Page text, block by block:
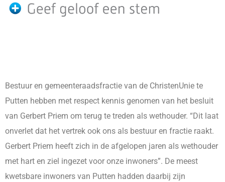
Bestuur en gemeenteraadsfractie van de ChristenUnie te
Putten hebben met respect kennis genomen van het besluit
van Gerbert Priem om terug te treden als wethouder. “Dit laat
onverlet dat het vertrek ook ons als bestuur en fractie raakt.
Gerbert Priem heeft zich in de afgelopen jaren als wethouder
met hart en ziel ingezet voor onze inwoners”. De meest
kwetsbare inwoners van Putten hadden daarbij zijn